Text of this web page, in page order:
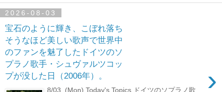
2026-08-03
宝石のように輝き、こぼれ落ち
そうなほど美しい歌声で世界中
のファンを魅了したドイツのソ
プラノ歌手・シュヴァルツコッ
プが没した日（2006年）。
›
8/03 (Mon) Today's Topics ドイツのソプラノ歌